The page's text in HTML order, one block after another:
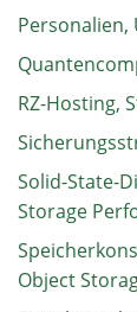
Personalien,
RZ-Hosting,
Solid-State-
Storage
Object